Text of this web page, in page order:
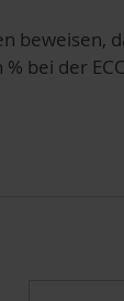
beweisen,
bei der